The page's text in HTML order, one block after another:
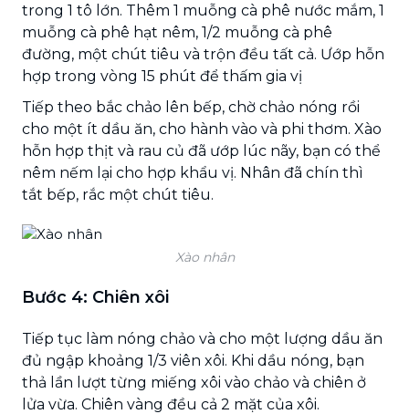
trong 1 tô lớn. Thêm 1 muỗng cà phê nước mắm, 1
muỗng cà phê hạt nêm, 1/2 muỗng cà phê
đường, một chút tiêu và trộn đều tất cả. Ướp hỗn
hợp trong vòng 15 phút để thấm gia vị
Tiếp theo bắc chảo lên bếp, chờ chảo nóng rồi
cho một ít dầu ăn, cho hành vào và phi thơm. Xào
hỗn hợp thịt và rau củ đã ướp lúc nãy, bạn có thể
nêm nếm lại cho hợp khẩu vị. Nhân đã chín thì
tắt bếp, rắc một chút tiêu.
Xào nhân
Bước 4: Chiên xôi
Tiếp tục làm nóng chảo và cho một lượng dầu ăn
đủ ngập khoảng 1/3 viên xôi. Khi dầu nóng, bạn
thả lần lượt từng miếng xôi vào chảo và chiên ở
lửa vừa. Chiên vàng đều cả 2 mặt của xôi.